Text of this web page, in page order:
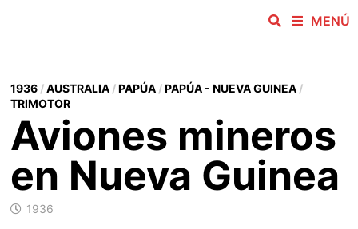
MENÚ
1936/AUSTRALIA/PAPÚA/PAPÚA - NUEVA GUINEA/
TRIMOTOR
Aviones mineros
en Nueva Guinea
1936